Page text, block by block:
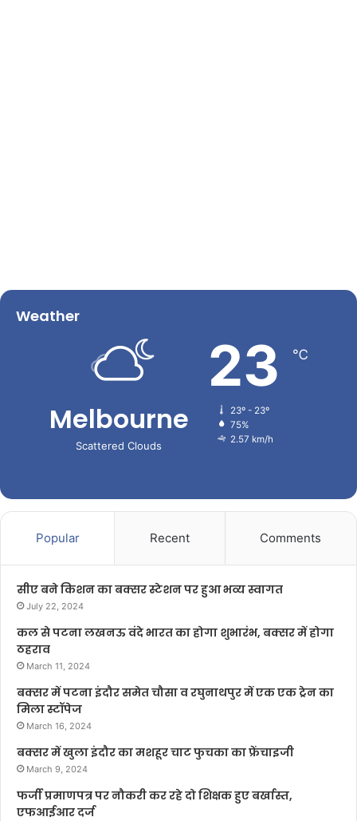
Weather
Melbourne
Scattered Clouds
23 ℃
23º - 23º
75%
2.57 km/h
Popular Recent Comments
सीए बने किशन का बक्सर स्टेशन पर हुआ भव्य स्वागत
July 22, 2024
कल से पटना लखनऊ वंदे भारत का होगा शुभारंभ, बक्सर में होगा
ठहराव
March 11, 2024
बक्सर में पटना इंदौर समेत चौसा व रघुनाथपुर में एक एक ट्रेन का
मिला स्टॉपेज
March 16, 2024
बक्सर में खुला इंदौर का मशहूर चाट फुचका का फ्रेंचाइजी
March 9, 2024
फर्जी प्रमाणपत्र पर नौकरी कर रहे दो शिक्षक हुए बर्खास्त,
एफआईआर दर्ज